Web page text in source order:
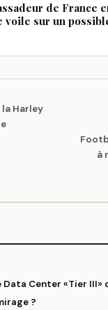
de France
voile sur un
Harley
à
Center «Tier III»
?